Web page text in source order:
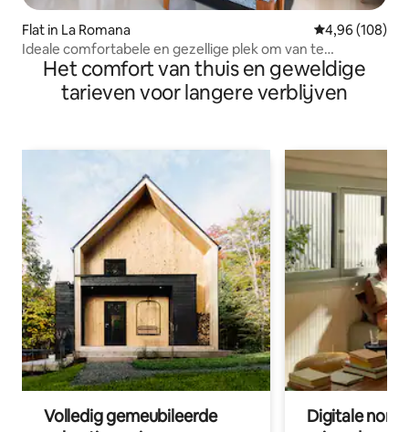
Flat in La Romana Gemiddelde
4,96 (108)
Ideale comfortabele en gezellige plek om van te
genieten.
Het comfort van thuis en geweldige
tarieven voor langere verblijven
Volledig gemeubileerde
Digitale